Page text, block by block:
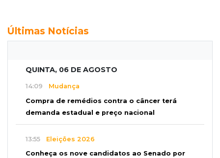
Últimas Notícias
QUINTA, 06 DE AGOSTO
14:09 Mudança
Compra de remédios contra o câncer terá
demanda estadual e preço nacional
13:55 Eleições 2026
Conheça os nove candidatos ao Senado por